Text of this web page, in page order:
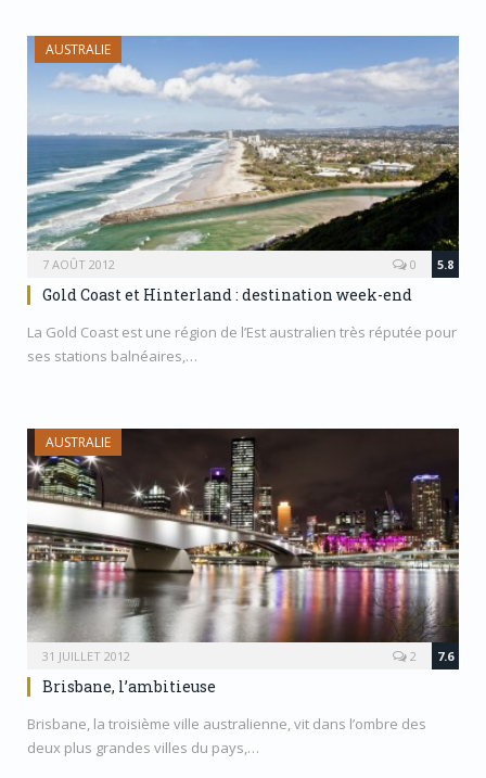
AUSTRALIE
7 AOÛT 2012 5.8
0
Gold Coast et Hinterland : destination week-end
La Gold Coast est une région de l’Est australien très réputée pour
ses stations balnéaires,…
AUSTRALIE
31 JUILLET 2012 7.6
2
Brisbane, l’ambitieuse
Brisbane, la troisième ville australienne, vit dans l’ombre des
deux plus grandes villes du pays,…